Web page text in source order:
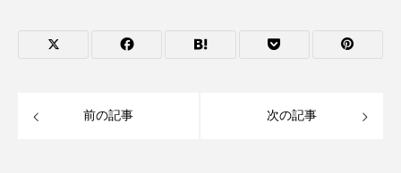
前の記事 次の記事